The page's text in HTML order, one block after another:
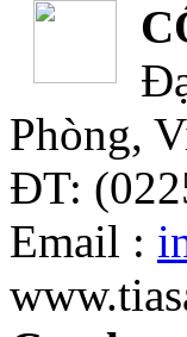
Phòng,
ĐT:
Email :